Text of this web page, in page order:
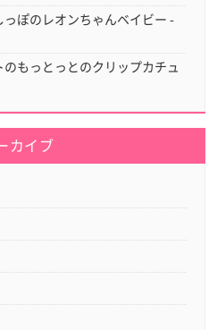
ぽのレオンちゃんベイビー -
もっとっとのクリップカチュ
カイブ